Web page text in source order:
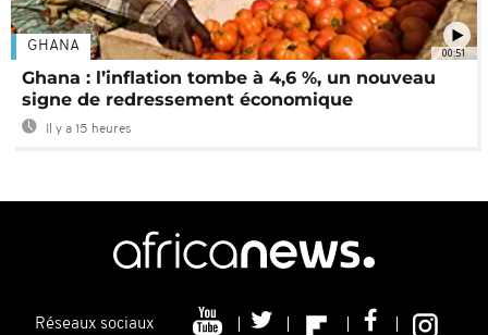
00:51
GHANA
Ghana : l’inflation tombe à 4,6 %, un nouveau
signe de redressement économique
Il y a 15 heures
Réseaux sociaux